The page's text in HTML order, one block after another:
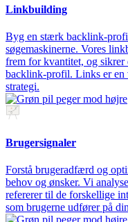
Linkbuilding
Byg en stærk backlink-
søgemaskinerne. Vores
frem for kvantitet, og
backlink-profil. Links er en
strategi.
Brugersignaler
Forstå brugeradfærd og
behov og ønsker. Vi
refererer til de forskellige
som brugerne udfører på